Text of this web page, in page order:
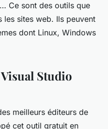
Ce sont des outils que
les sites web. Ils peuvent
dont Linux, Windows
Studio
meilleurs éditeurs de
cet outil gratuit en